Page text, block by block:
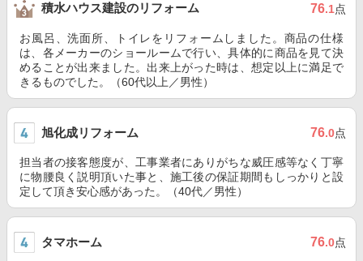
積水ハウス建設のリフォーム 76.1点
お風呂、洗面所、トイレをリフォームしました。商品の仕様
は、各メーカーのショールームで行い、具体的に商品を見て決
めることが出来ました。出来上がった時は、想定以上に満足で
きるものでした。（60代以上／男性）
旭化成リフォーム 76.0点
担当者の接客態度が、工事業者にありがちな威圧感等なく丁寧
に物腰良く説明頂いた事と、施工後の保証期間もしっかりと設
定して頂き安心感があった。（40代／男性）
タマホーム 76.0点